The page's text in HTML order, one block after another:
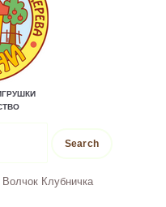
Search
Волчок Клубничка